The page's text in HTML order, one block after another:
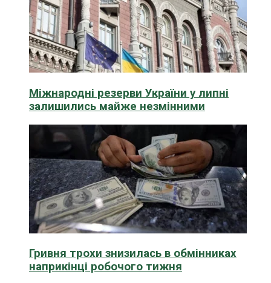
Міжнародні резерви України у липні
залишились майже незмінними
Гривня трохи знизилась в обмінниках
наприкінці робочого тижня